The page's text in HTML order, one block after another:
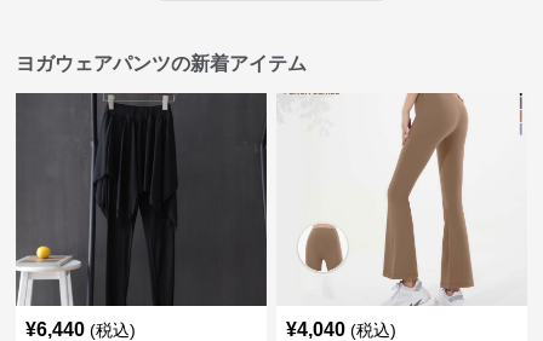
ヨガウェアパンツの新着アイテム
¥6,440 (税込) ¥4,040 (税込)